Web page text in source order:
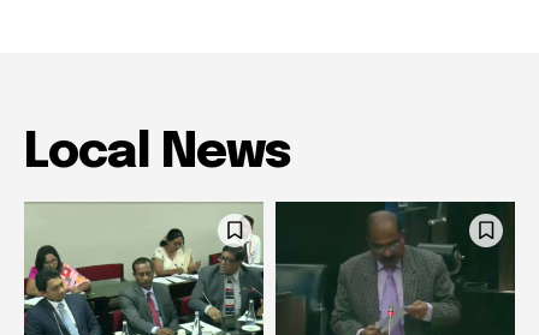
Local News